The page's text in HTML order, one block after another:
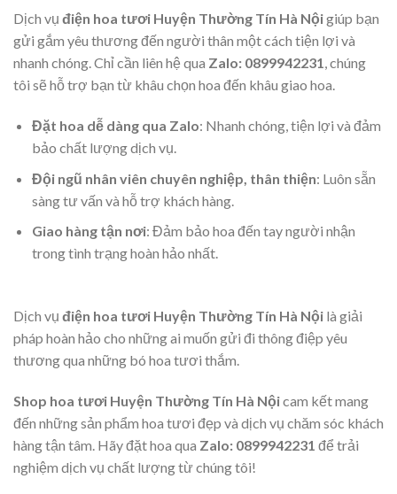
Dịch vụ điện hoa tươi Huyện Thường Tín Hà Nộigiúp bạn
gửi gắm yêu thương đến người thân một cách tiện lợi và
nhanh chóng. Chỉ cần liên hệ qua Zalo: 0899942231, chúng
tôi sẽ hỗ trợ bạn từ khâu chọn hoa đến khâu giao hoa.
Đặt hoa dễ dàng qua Zalo: Nhanh chóng, tiện lợi và đảm
bảo chất lượng dịch vụ.
Đội ngũ nhân viên chuyên nghiệp, thân thiện: Luôn sẵn
sàng tư vấn và hỗ trợ khách hàng.
Giao hàng tận nơi: Đảm bảo hoa đến tay người nhận
trong tình trạng hoàn hảo nhất.
Dịch vụ điện hoa tươi Huyện Thường Tín Hà Nội là giải
pháp hoàn hảo cho những ai muốn gửi đi thông điệp yêu
thương qua những bó hoa tươi thắm.
Shop hoa tươi Huyện Thường Tín Hà Nộicam kết mang
đến những sản phẩm hoa tươi đẹp và dịch vụ chăm sóc khách
hàng tận tâm. Hãy đặt hoa qua Zalo: 0899942231 để trải
nghiệm dịch vụ chất lượng từ chúng tôi!